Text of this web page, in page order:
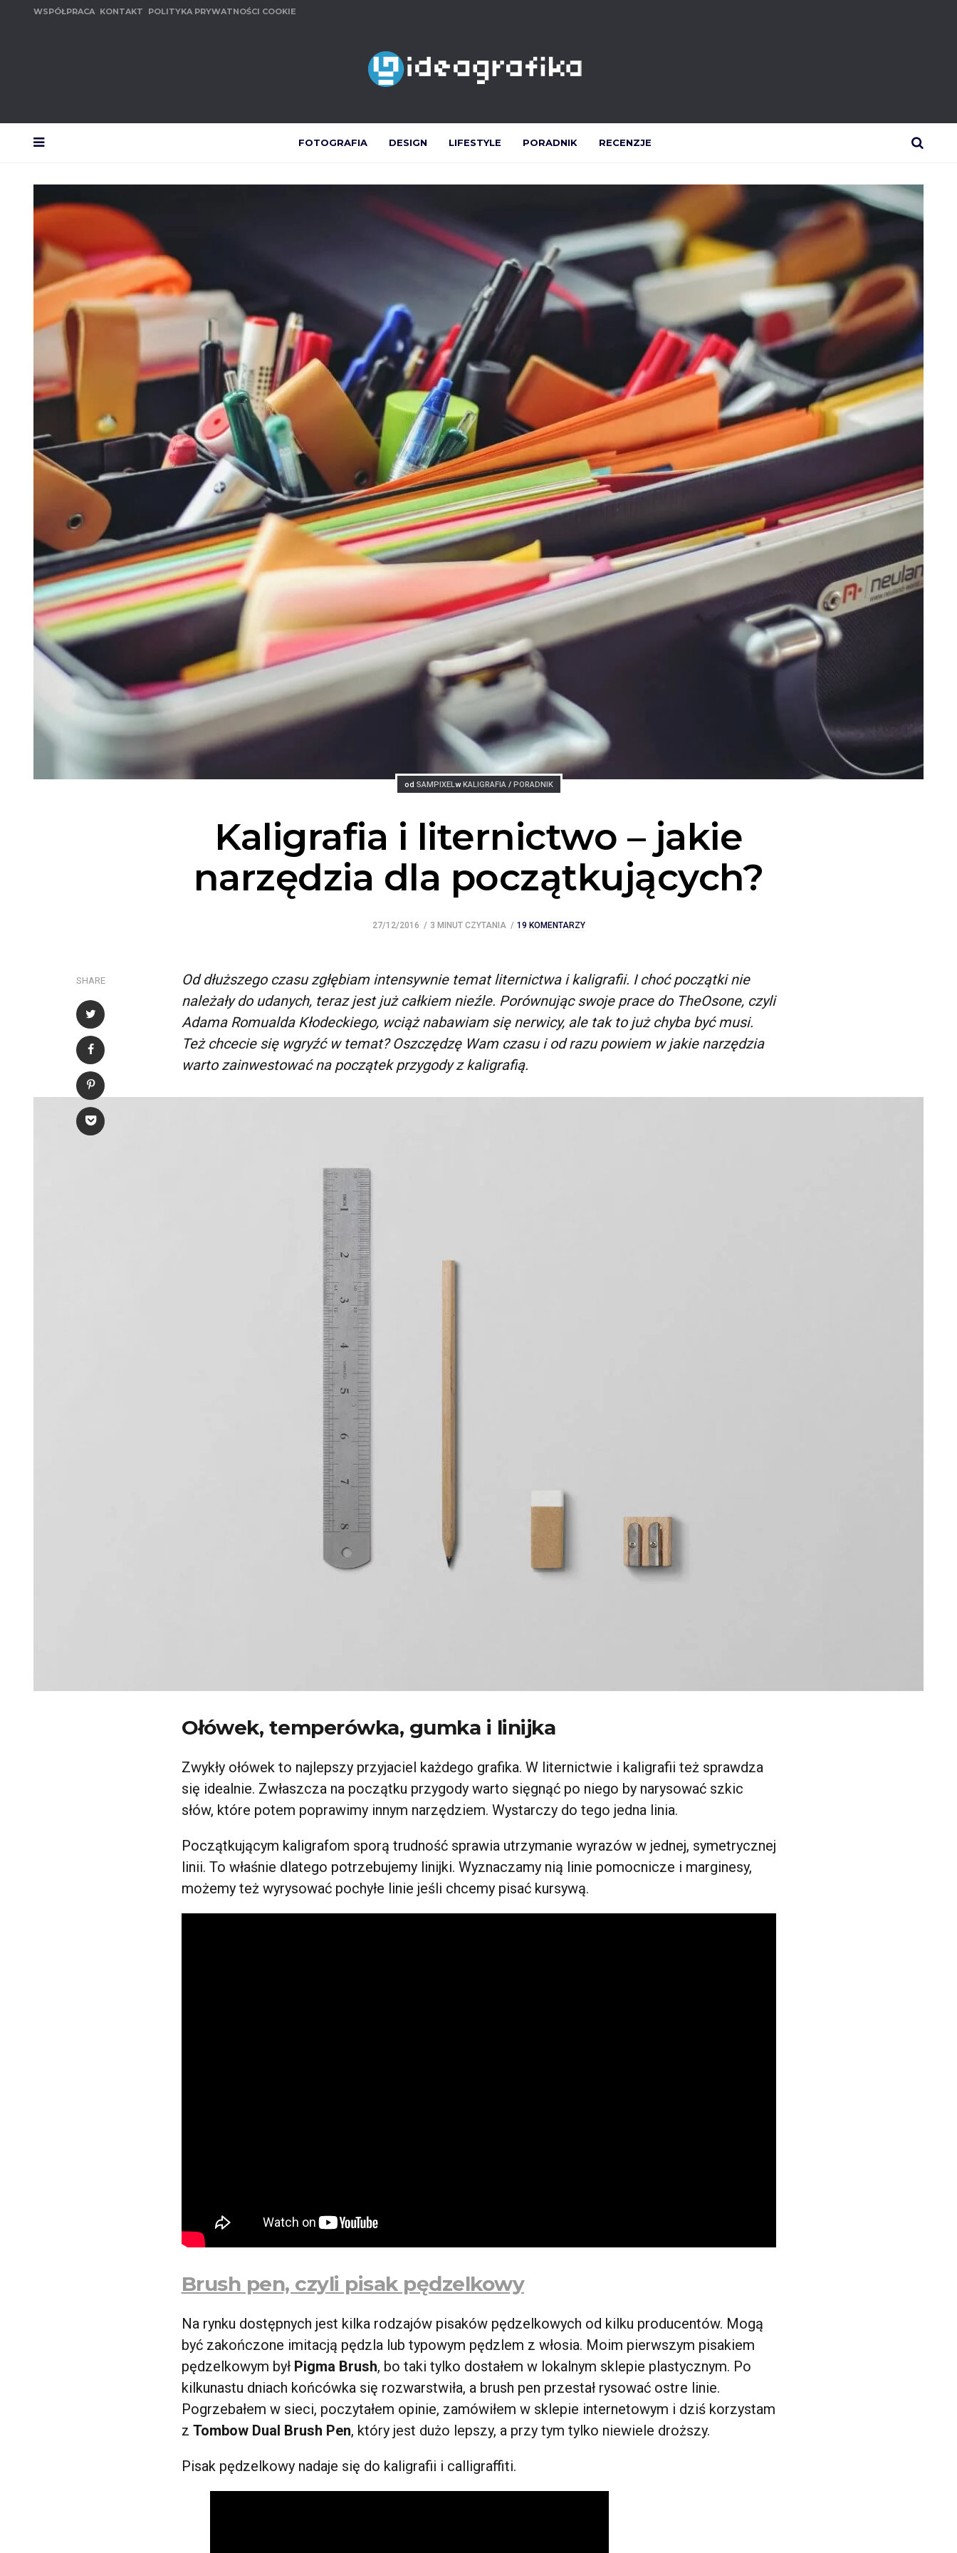
WSPÓŁPRACA KONTAKT POLITYKA PRYWATNOŚCI COOKIE
FOTOGRAFIA DESIGN LIFESTYLE PORADNIK
RECENZJE
Posted
od SAMPIXELPosted
w KALIGRAFIA/ PORADNIK
Kaligrafia i liternictwo – jakie
narzędzia dla początkujących?
27/12/2016 3 MINUT CZYTANIA 19 KOMENTARZY
SHARE
Od dłuższego czasu zgłębiam intensywnie temat liternictwa i kaligrafii. I choć początki nie
należały do udanych, teraz jest już całkiem nieźle. Porównując swoje prace do TheOsone, czyli
Adama Romualda Kłodeckiego, wciąż nabawiam się nerwicy, ale tak to już chyba być musi.
Też chcecie się wgryźć w temat? Oszczędzę Wam czasu i od razu powiem w jakie narzędzia
warto zainwestować na początek przygody z kaligrafią.
Ołówek, temperówka, gumka i linijka
Zwykły ołówek to najlepszy przyjaciel każdego grafika. W liternictwie i kaligrafii też sprawdza
się idealnie. Zwłaszcza na początku przygody warto sięgnąć po niego by narysować szkic
słów, które potem poprawimy innym narzędziem. Wystarczy do tego jedna linia.
Początkującym kaligrafom sporą trudność sprawia utrzymanie wyrazów w jednej, symetrycznej
linii. To właśnie dlatego potrzebujemy linijki. Wyznaczamy nią linie pomocnicze i marginesy,
możemy też wyrysować pochyłe linie jeśli chcemy pisać kursywą.
Brush pen, czyli pisak pędzelkowy
Na rynku dostępnych jest kilka rodzajów pisaków pędzelkowych od kilku producentów. Mogą
być zakończone imitacją pędzla lub typowym pędzlem z włosia. Moim pierwszym pisakiem
pędzelkowym był Pigma Brush, bo taki tylko dostałem w lokalnym sklepie plastycznym. Po
kilkunastu dniach końcówka się rozwarstwiła, a brush pen przestał rysować ostre linie.
Pogrzebałem w sieci, poczytałem opinie, zamówiłem w sklepie internetowym i dziś korzystam
z Tombow Dual Brush Pen, który jest dużo lepszy, a przy tym tylko niewiele droższy.
Pisak pędzelkowy nadaje się do kaligrafii i calligraffiti.